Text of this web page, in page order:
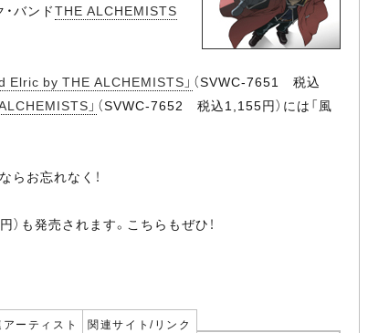
バンドTHE ALCHEMISTS
Elric by THE ALCHEMISTS」 （SVWC-7651 税込
」 （SVWC-7652 税込1,155円）には「風
らお忘れなく！
も発売されます。こちらもぜひ！
ーティスト 関連サイト/リンク